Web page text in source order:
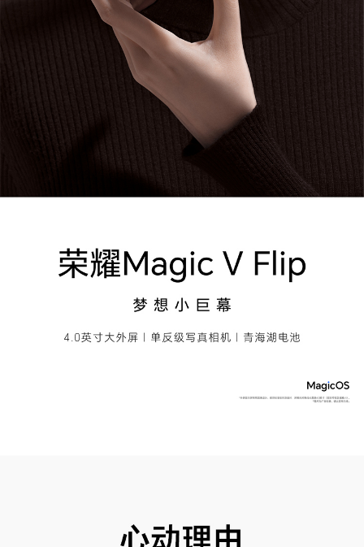
第一代骁龙8+移动平台
八核
1 × Cortex-X2 3.0GHz + 3 × Cortex-A710 2.5
GHz + 4 × Cortex-A510 1.8GHz(备注:实际运行
频率因应用负载智能调整。)
GPU
双卡双通
展开态：167.3mm（长）×75.6mm（宽）×7.15
折叠态：86.5mm（长）×75.6mm（宽）×14.89
机身重量
约193克（含电池）(备注:实际重量依配置、制造
工艺、测量方法的不同可能有所差异。)
提供了骚扰拦截/病毒查杀/权限管理等功能
标准矩形测量内屏屏幕的对角线长度为6.8英寸
（实际可视区域略小），外屏屏幕的对角线长度是
多点触控，最多支持10点触控